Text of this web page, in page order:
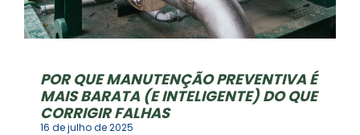
POR QUE MANUTENÇÃO PREVENTIVA É
MAIS BARATA (E INTELIGENTE) DO QUE
CORRIGIR FALHAS
16 de julho de 2025